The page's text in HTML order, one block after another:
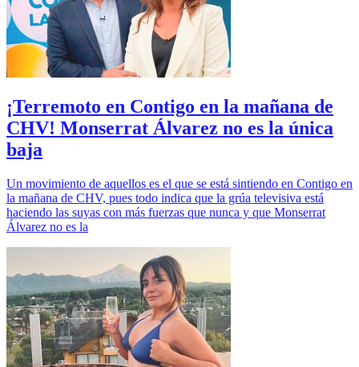
¡Terremoto en Contigo en la mañana de
CHV! Monserrat Álvarez no es la única
baja
Un movimiento de aquellos es el que se está sintiendo en Contigo en
la mañana de CHV, pues todo indica que la grúa televisiva está
haciendo las suyas con más fuerzas que nunca y que Monserrat
Álvarez no es la